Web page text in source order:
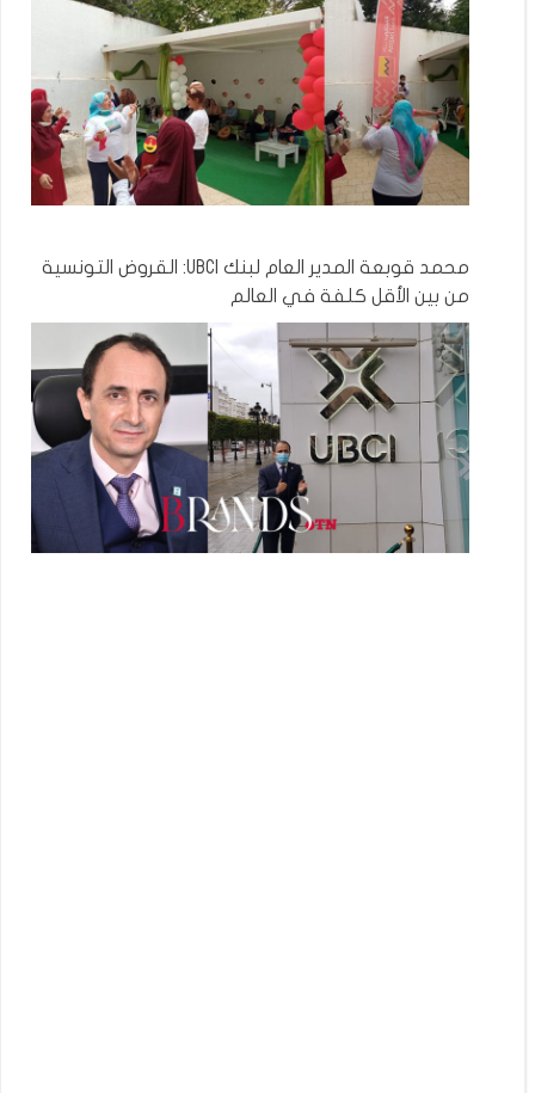
محمد قوبعة المدير العام لبنك UBCI: القروض التونسية
من بين الأقل كلفة في العالم